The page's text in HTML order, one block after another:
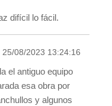
difícil lo fácil.
25/08/2023 13:24:16
el antiguo equipo
esa obra por
y algunos